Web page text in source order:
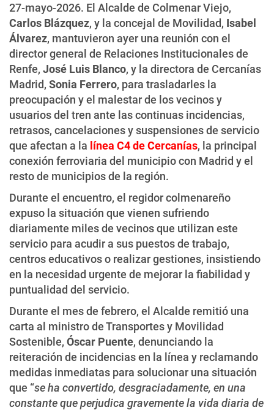
27-mayo-2026. El Alcalde de Colmenar Viejo,
Carlos Blázquez, y la concejal de Movilidad, Isabel
Álvarez, mantuvieron ayer una reunión con el
director general de Relaciones Institucionales de
Renfe, José Luis Blanco, y la directora de Cercanías
Madrid, Sonia Ferrero, para trasladarles la
preocupación y el malestar de los vecinos y
usuarios del tren ante las continuas incidencias,
retrasos, cancelaciones y suspensiones de servicio
que afectan a la línea C4 de Cercanías, la principal
conexión ferroviaria del municipio con Madrid y el
resto de municipios de la región.
Durante el encuentro, el regidor colmenareño
expuso la situación que vienen sufriendo
diariamente miles de vecinos que utilizan este
servicio para acudir a sus puestos de trabajo,
centros educativos o realizar gestiones, insistiendo
en la necesidad urgente de mejorar la fiabilidad y
puntualidad del servicio.
Durante el mes de febrero, el Alcalde remitió una
carta al ministro de Transportes y Movilidad
Sostenible, Óscar Puente, denunciando la
reiteración de incidencias en la línea y reclamando
medidas inmediatas para solucionar una situación
que “se ha convertido, desgraciadamente, en una
constante que perjudica gravemente la vida diaria de